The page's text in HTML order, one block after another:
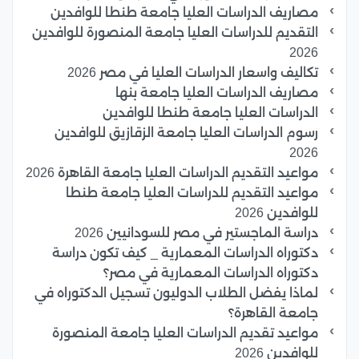
مصاريف الدراسات العليا جامعة طنطا للوافدين
التقديم للدراسات العليا جامعة المنصورة للوافدين
2026
تكاليف واسعار الدراسات العليا في مصر 2026
مصاريف الدراسات العليا جامعة بنها
الدراسات العليا جامعة طنطا للوافدين
رسوم الدراسات العليا جامعة الزقازيق للوافدين
2026
مواعيد التقديم الدراسات العليا جامعة القاهرة 2026
مواعيد التقديم للدراسات العليا جامعة طنطا
للوافدين 2026
دراسة الماجستير في مصر للسودانيين 2026
دكتوراه الدراسات المعمارية _ كيف تكون دراسة
دكتوراه الدراسات المعمارية في مصر؟
لماذا يفضل الطلاب الدوليون تسجيل الدكتوراه في
جامعة القاهرة؟
مواعيد تقديم الدراسات العليا جامعة المنصورة
للوافدين 2026